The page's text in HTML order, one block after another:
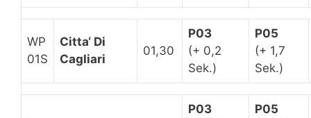
WP
01S
Citta‘ Di
Cagliari
01,30
P03
(+ 0,2
Sek.)
P05
(+ 1,7
Sek.)
P03
P05